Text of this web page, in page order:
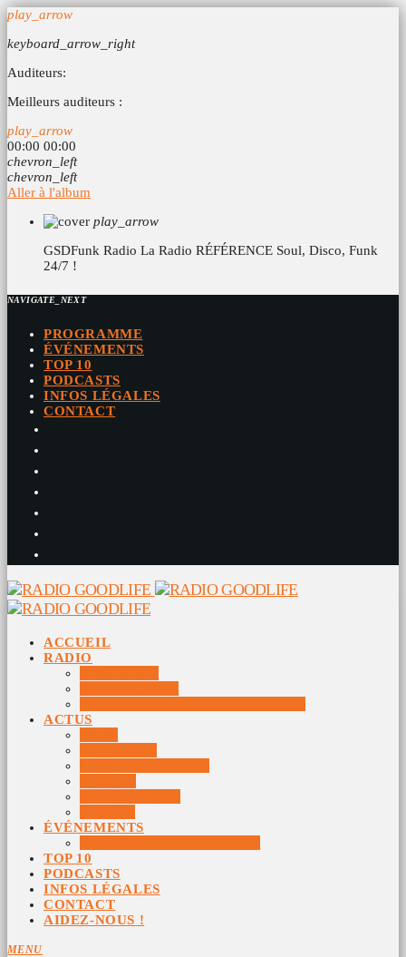
play_arrow
keyboard_arrow_right
Auditeurs:
Meilleurs auditeurs :
play_arrow
00:00 00:00
chevron_left
chevron_left
Aller à l'album
play_arrow
GSDFunk Radio La Radio RÉFÉRENCE Soul, Disco, Funk
24/7 !
NAVIGATE_NEXT
PROGRAMME
ÉVÉNEMENTS
TOP 10
PODCASTS
INFOS LÉGALES
CONTACT
ACCUEIL
RADIO
ACTUS
ÉVÉNEMENTS
TOP 10
PODCASTS
INFOS LÉGALES
CONTACT
AIDEZ-NOUS !
MENU